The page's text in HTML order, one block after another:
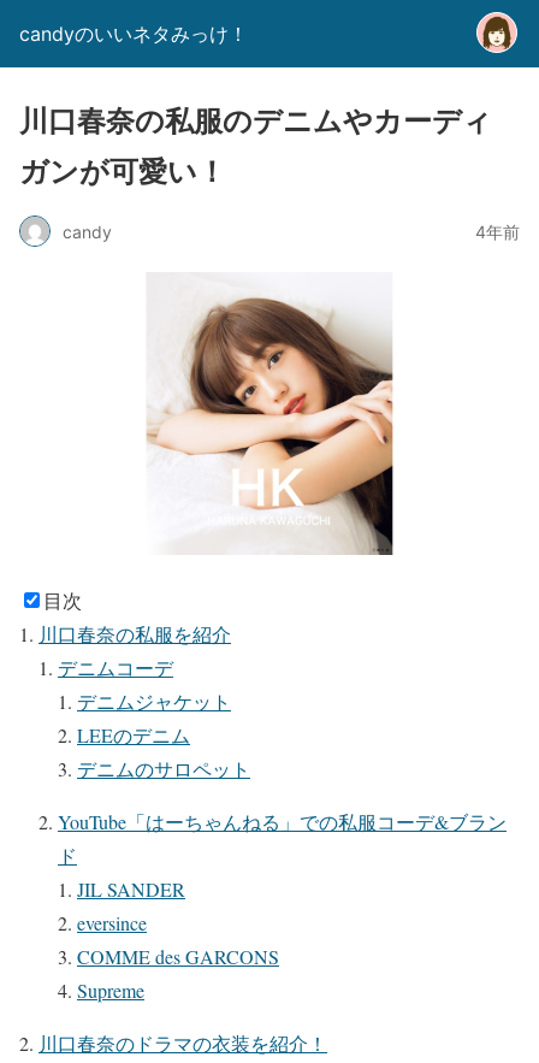
candyのいいネタみっけ！
川口春奈の私服のデニムやカーディ
ガンが可愛い！
candy 4年前
目次
川口春奈の私服を紹介
デニムコーデ
デニムジャケット
LEEのデニム
デニムのサロペット
YouTube「はーちゃんねる」での私服コーデ&ブラン
ド
JIL SANDER
eversince
COMME des GARCONS
Supreme
川口春奈のドラマの衣装を紹介！